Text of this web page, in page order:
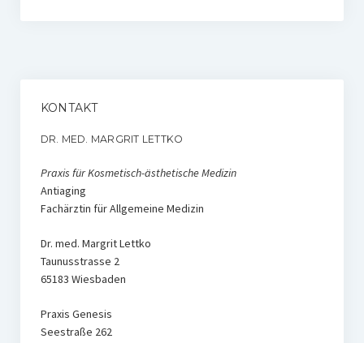
KONTAKT
DR. MED. MARGRIT LETTKO
Praxis für Kosmetisch-ästhetische Medizin
Antiaging
Fachärztin für Allgemeine Medizin
Dr. med. Margrit Lettko
Taunusstrasse 2
65183 Wiesbaden
Praxis Genesis
Seestraße 262